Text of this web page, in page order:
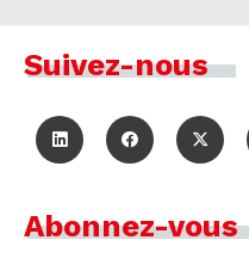
Suivez-nous
Abonnez-vous